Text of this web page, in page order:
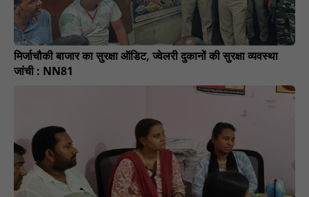
मिर्जाचौकी बाजार का सुरक्षा ऑडिट, ज्वेलरी दुकानों की सुरक्षा व्यवस्था
जांची : NN81